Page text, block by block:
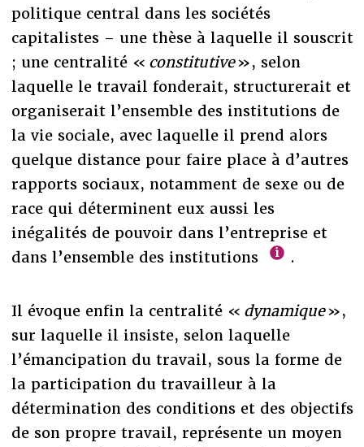
politique central dans les sociétés
capitalistes – une thèse à laquelle il souscrit
; une centralité « constitutive», selon
laquelle le travail fonderait, structurerait et
organiserait l’ensemble des institutions de
la vie sociale, avec laquelle il prend alors
quelque distance pour faire place à d’autres
rapports sociaux, notamment de sexe ou de
race qui déterminent eux aussi les
inégalités de pouvoir dans l’entreprise et
dans l’ensemble des institutions
.
Il évoque enfin la centralité « dynamique»,
sur laquelle il insiste, selon laquelle
l’émancipation du travail, sous la forme de
la participation du travailleur à la
détermination des conditions et des objectifs
de son propre travail, représente un moyen